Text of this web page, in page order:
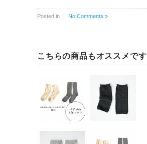
Posted in ｜ No Comments »
こちらの商品もオススメです
はじめての
アルパカ靴
ルクのショ